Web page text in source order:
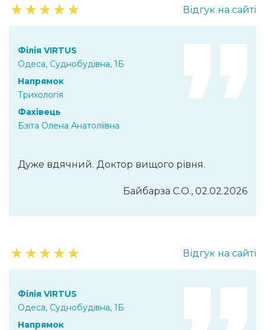
★★★★★ Відгук на сайті
Філія VIRTUS
Одеса, Суднобудівна, 1Б
Напрямок
Трихологія
Фахівець
Бзіта Олена Анатоліївна
Дуже вдячний. Доктор вищого рівня.
Байбарза С.О., 02.02.2026
★★★★★ Відгук на сайті
Філія VIRTUS
Одеса, Суднобудівна, 1Б
Напрямок